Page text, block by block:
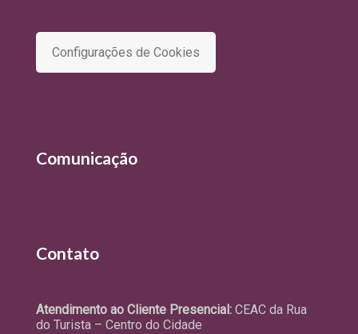
Configurações de Cookies
Comunicação
Contato
Atendimento ao Cliente Presencial: CEAC da Rua
do Turista – Centro do Cidade